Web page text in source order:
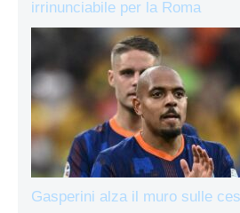
irrinunciabile per la Roma
Gasperini alza il muro sulle